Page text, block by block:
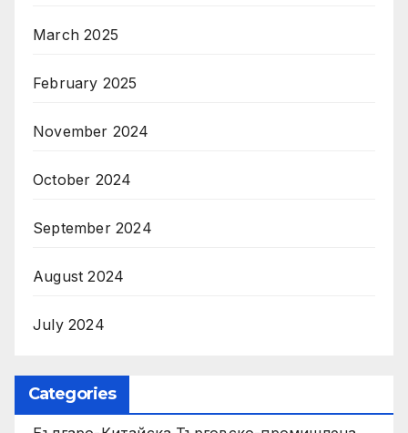
March 2025
February 2025
November 2024
October 2024
September 2024
August 2024
July 2024
Categories